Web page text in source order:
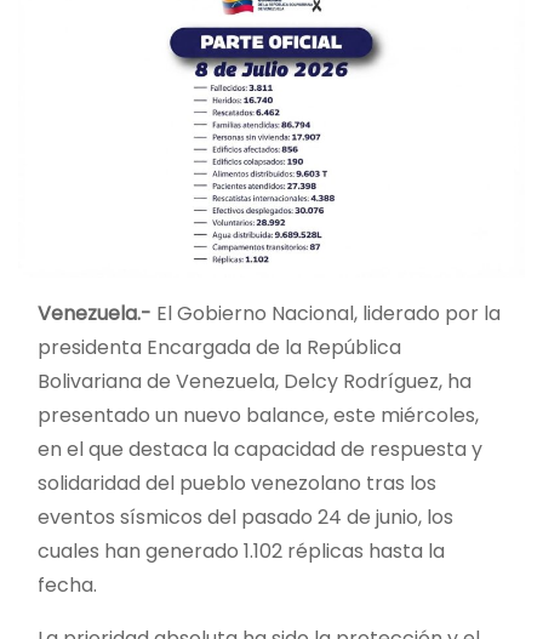
Venezuela.- El Gobierno Nacional, liderado por la
presidenta Encargada de la República
Bolivariana de Venezuela, Delcy Rodríguez, ha
presentado un nuevo balance, este miércoles,
en el que destaca la capacidad de respuesta y
solidaridad del pueblo venezolano tras los
eventos sísmicos del pasado 24 de junio, los
cuales han generado 1.102 réplicas hasta la
fecha.